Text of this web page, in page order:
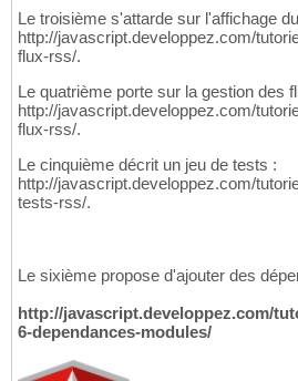
Le troisième s'attarde sur l'affichage
http://javascript.developpez.com/
flux-rss/.
Le quatrième porte sur la gestion des
http://javascript.developpez.com/
flux-rss/.
Le cinquième décrit un jeu de tests :
http://javascript.developpez.com/
tests-rss/.
Le sixième propose d'ajouter des
http://javascript.developpez.com/
6-dependances-modules/